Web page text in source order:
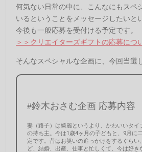
何気ない日常の中に、こんなにもスペ
いるということをメッセージしたいと
今後も一般応募を受付ける予定です。
＞＞クリエイターズギフトの応募につ
そんなスペシャルな企画に、今回当選
#鈴木おさむ企画 応募内容
妻（路子）は綺麗というより、かわいいタイ
の持ち主。今は1歳4ヶ月の子どもと、9月に
定です。昔はお笑いの追っかけをするぐらい
ど、結婚、出産、仕事と忙しくて、今は好き